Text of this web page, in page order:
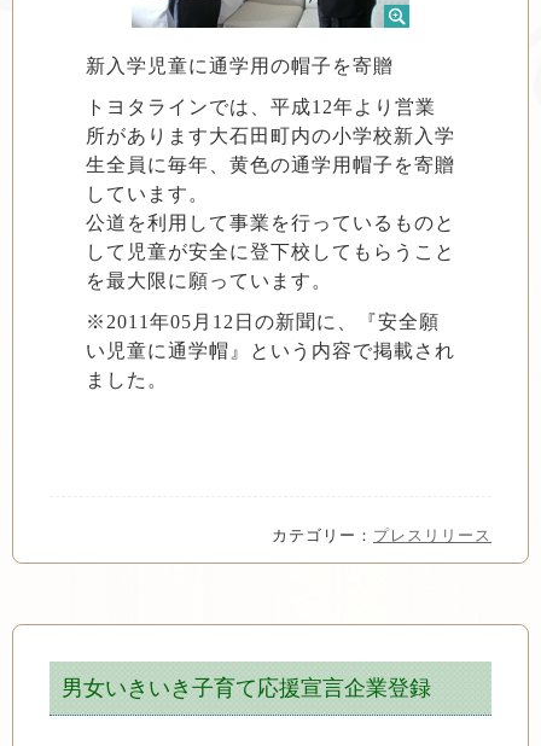
新入学児童に通学用の帽子を寄贈
トヨタラインでは、平成12年より営業
所があります大石田町内の小学校新入学
生全員に毎年、黄色の通学用帽子を寄贈
しています。
公道を利用して事業を行っているものと
して児童が安全に登下校してもらうこと
を最大限に願っています。
※2011年05月12日の新聞に、『安全願
い児童に通学帽』という内容で掲載され
ました。
カテゴリー： プレスリリース
男女いきいき子育て応援宣言企業登録